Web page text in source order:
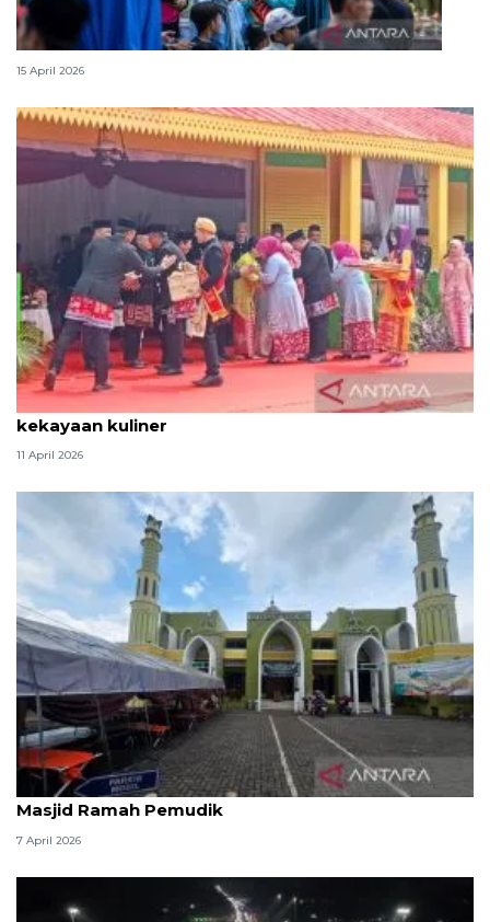
Lebaran Betawi, harmoni tradisi dan kota global
15 April 2026
Tradisi hantaran Lebaran Betawi simbol bakti dan
kekayaan kuliner
11 April 2026
Kemenag: 3,5 juta orang manfaatkan layanan
Masjid Ramah Pemudik
7 April 2026